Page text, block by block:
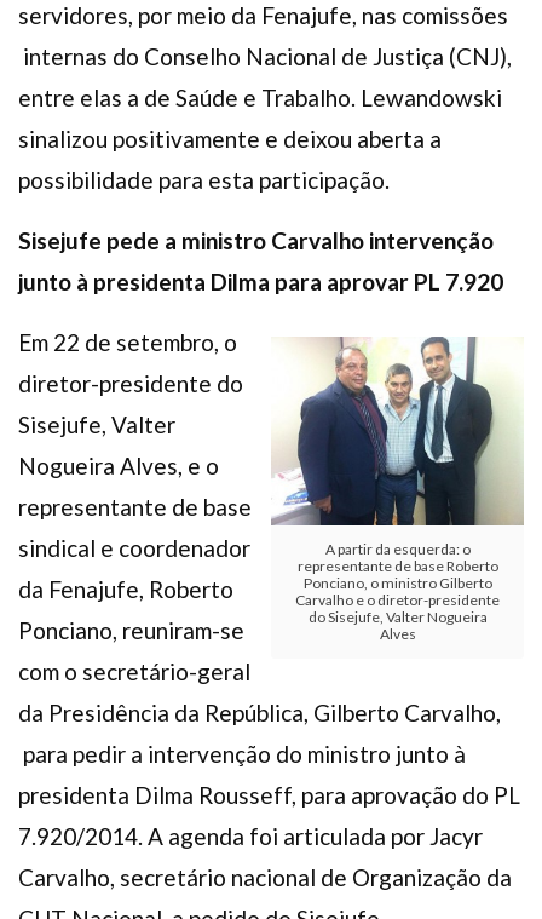
servidores, por meio da Fenajufe, nas comissões
internas do Conselho Nacional de Justiça (CNJ),
entre elas a de Saúde e Trabalho. Lewandowski
sinalizou positivamente e deixou aberta a
possibilidade para esta participação.
Sisejufe pede a ministro Carvalho intervenção
junto à presidenta Dilma para aprovar PL 7.920
A partir da esquerda: o
representante de base Roberto
Ponciano, o ministro Gilberto
Carvalho e o diretor-presidente
do Sisejufe, Valter Nogueira
Alves
Em 22 de setembro, o
diretor-presidente do
Sisejufe, Valter
Nogueira Alves, e o
representante de base
sindical e coordenador
da Fenajufe, Roberto
Ponciano, reuniram-se
com o secretário-geral
da Presidência da República, Gilberto Carvalho,
para pedir a intervenção do ministro junto à
presidenta Dilma Rousseff, para aprovação do PL
7.920/2014. A agenda foi articulada por Jacyr
Carvalho, secretário nacional de Organização da